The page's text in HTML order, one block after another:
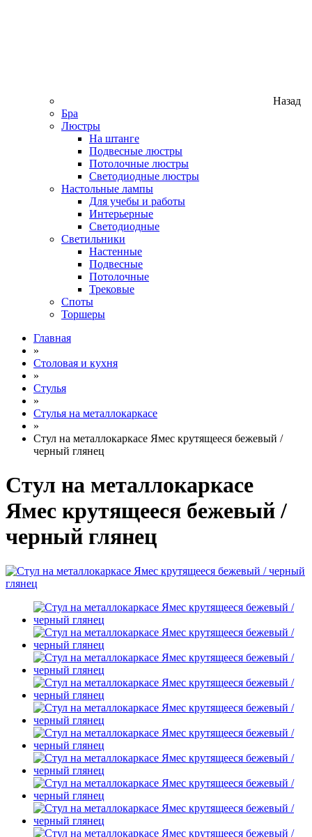
Назад
Бра
Люстры
На штанге
Подвесные люстры
Потолочные люстры
Светодиодные люстры
Настольные лампы
Для учебы и работы
Интерьерные
Светодиодные
Светильники
Настенные
Подвесные
Потолочные
Трековые
Споты
Торшеры
Главная
»
Столовая и кухня
»
Стулья
»
Стулья на металлокаркасе
»
Стул на металлокаркасе Ямес крутящееся бежевый /
черный глянец
Стул на металлокаркасе
Ямес крутящееся бежевый /
черный глянец